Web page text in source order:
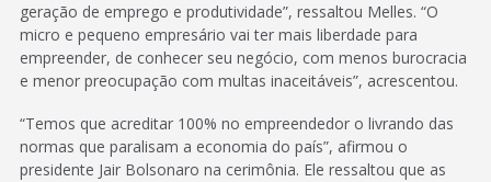
geração de emprego e produtividade”, ressaltou Melles. “O
micro e pequeno empresário vai ter mais liberdade para
empreender, de conhecer seu negócio, com menos burocracia
e menor preocupação com multas inaceitáveis”, acrescentou.
“Temos que acreditar 100% no empreendedor o livrando das
normas que paralisam a economia do país”, afirmou o
presidente Jair Bolsonaro na cerimônia. Ele ressaltou que as